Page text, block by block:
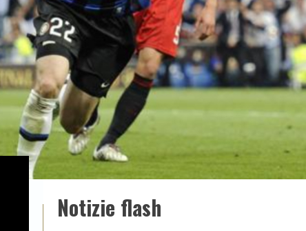
Notizie flash